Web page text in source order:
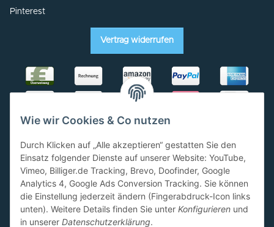
Wie wir Cookies & Co nutzen
Durch Klicken auf „Alle akzeptieren“ gestatten Sie den
Einsatz folgender Dienste auf unserer Website: YouTube,
Vimeo, Billiger.de Tracking, Brevo, Doofinder, Google
Analytics 4, Google Ads Conversion Tracking. Sie können
die Einstellung jederzeit ändern (Fingerabdruck-Icon links
unten). Weitere Details finden Sie unter Konfigurieren und
in unserer Datenschutzerklärung.
Pinterest
Vertrag widerrufen
AGB Widerrufsbelehrung